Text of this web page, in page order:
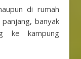
di rumah
banyak
ke kampung